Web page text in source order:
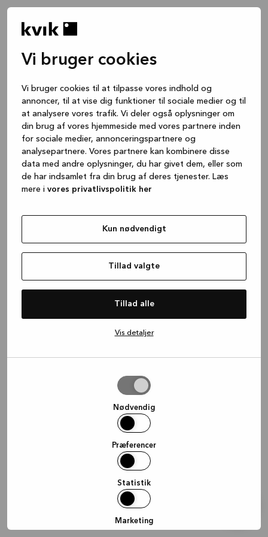
Vi bruger cookies
Vi bruger cookies til at tilpasse vores indhold og
annoncer, til at vise dig funktioner til sociale medier og til
at analysere vores trafik. Vi deler også oplysninger om
din brug af vores hjemmeside med vores partnere inden
for sociale medier, annonceringspartnere og
analysepartnere. Vores partnere kan kombinere disse
data med andre oplysninger, du har givet dem, eller som
de har indsamlet fra din brug af deres tjenester. Læs
mere i vores privatlivspolitik her
Kun nødvendigt
Tillad valgte
Tillad alle
Vis detaljer
Nødvendig
Præferencer
Statistik
Marketing
(see the browser console for more
information).